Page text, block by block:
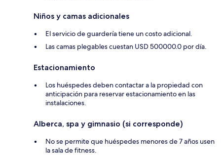
Niños y camas adicionales
El servicio de guardería tiene un costo adicional.
Las camas plegables cuestan USD 500000.0 por día.
Estacionamiento
Los huéspedes deben contactar a la propiedad con
anticipación para reservar estacionamiento en las
instalaciones.
Alberca, spa y gimnasio (si corresponde)
No se permite que huéspedes menores de 7 años usen
la sala de fitness.